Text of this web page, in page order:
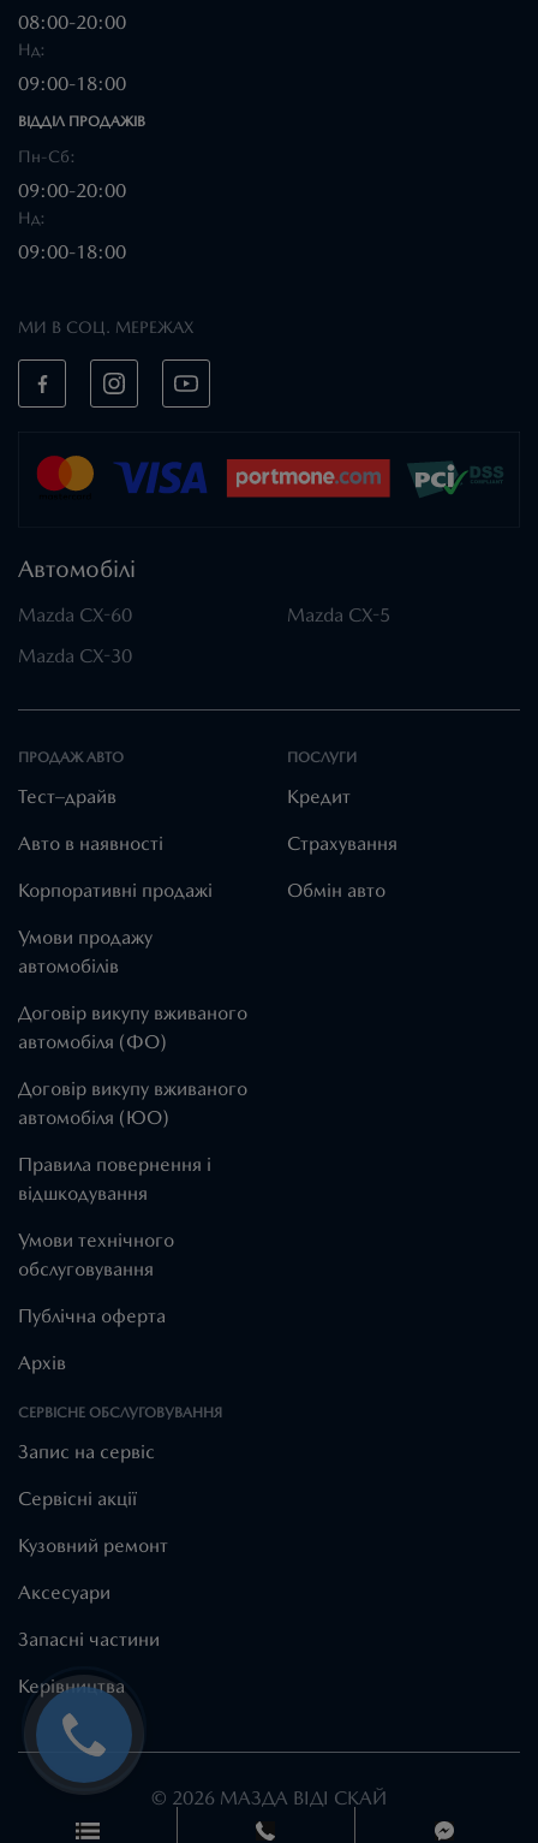
08:00-20:00
Нд:
09:00-18:00
ВІДДІЛ ПРОДАЖІВ
Пн-Сб:
09:00-20:00
Нд:
09:00-18:00
МИ В СОЦ. МЕРЕЖАХ
Автомобілі
Mazda CX-60
Mazda CX-5
Mazda CX-30
ПРОДАЖ АВТО
Тест–драйв
Авто в наявності
Корпоративні продажі
Умови продажу
автомобілів
Договір викупу вживаного
автомобіля (ФО)
Договір викупу вживаного
автомобіля (ЮО)
Правила повернення і
відшкодування
Умови технічного
обслуговування
Публічна оферта
Архів
ПОСЛУГИ
Кредит
Страхування
Обмін авто
СЕРВІСНЕ ОБСЛУГОВУВАННЯ
Запис на сервіс
Cервісні акції
Кузовний ремонт
Аксесуари
Запасні частини
Керівництва
© 2026 МАЗДА ВІДІ СКАЙ